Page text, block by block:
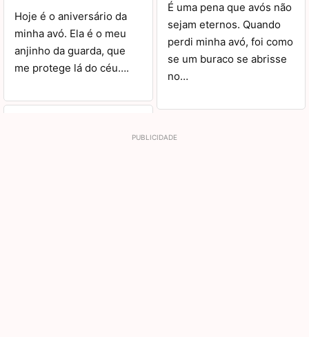
Hoje é o aniversário da
minha avó. Ela é o meu
anjinho da guarda, que
me protege lá do céu….
É uma pena que avós não
sejam eternos. Quando
perdi minha avó, foi como
se um buraco se abrisse
no…